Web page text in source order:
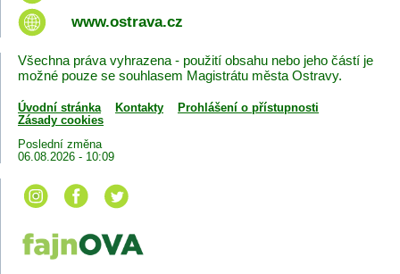
www.ostrava.cz
Všechna práva vyhrazena - použití obsahu nebo jeho částí je
možné pouze se souhlasem Magistrátu města Ostravy.
Úvodní stránka Kontakty
Prohlášení o přístupnosti
Zásady cookies
Poslední změna
06.08.2026 - 10:09